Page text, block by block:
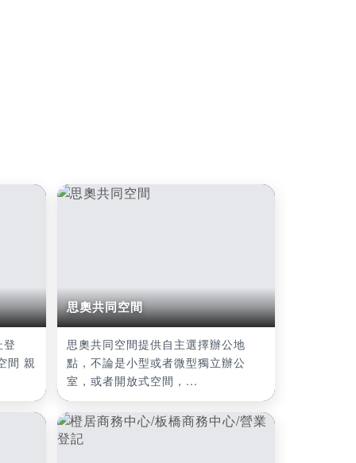
間 親
思奧共同空間
思奧共同空間提供自主選擇辦公地
點，不論是小型或者微型獨立辦公
室，或者開放式空間，...